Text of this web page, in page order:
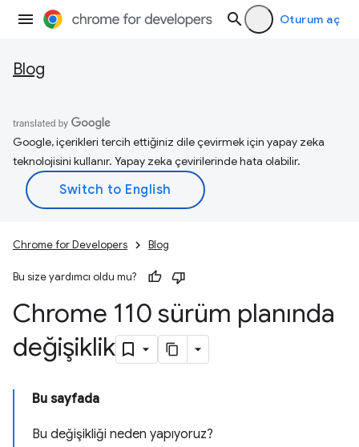
Oturum aç
Blog
Google, içerikleri tercih ettiğiniz dile çevirmek için yapay zeka
teknolojisini kullanır. Yapay zeka çevirilerinde hata olabilir.
Chrome for Developers Blog
Bu size yardımcı oldu mu?
Chrome 110 sürüm planında
değişiklik
Bu sayfada
Bu değişikliği neden yapıyoruz?